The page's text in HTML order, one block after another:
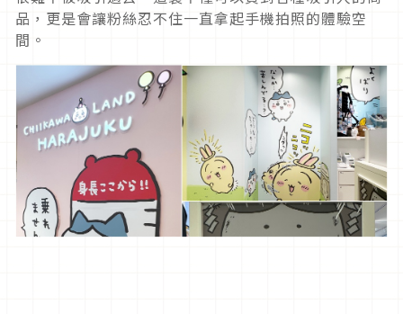
品，更是會讓粉絲忍不住一直拿起手機拍照的體驗空
間。